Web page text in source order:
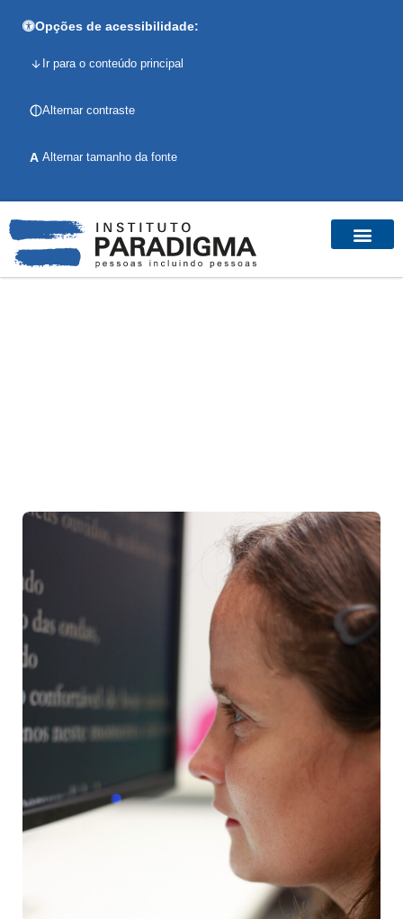
Opções de acessibilidade:
Ir para o conteúdo principal
Alternar contraste
A Alternar tamanho da fonte